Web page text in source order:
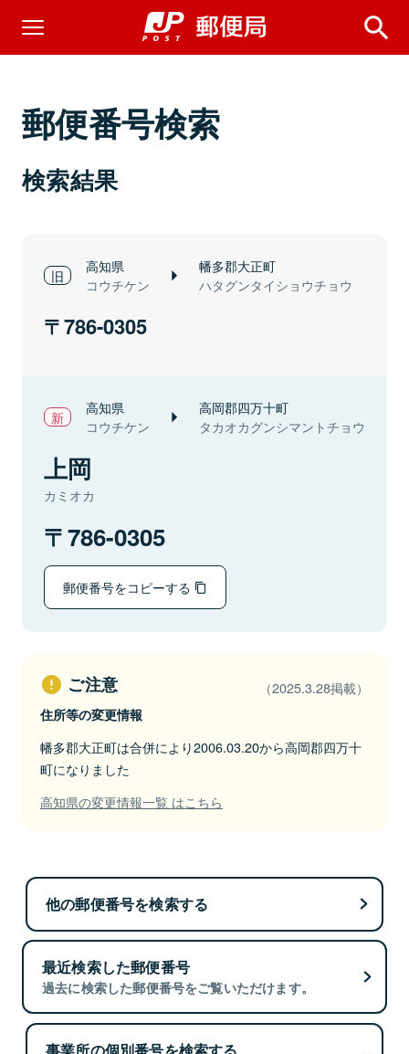
郵便番号検索
検索結果
高知県
コウチケン
幡多郡大正町
ハタグンタイショウチョウ
786-0305
高知県
コウチケン
高岡郡四万十町
タカオカグンシマントチョウ
上岡
カミオカ
786-0305
郵便番号をコピーする
ご注意 （2025.3.28掲載）
住所等の変更情報
幡多郡大正町は合併により2006.03.20から高岡郡四万十
町になりました
高知県の変更情報一覧 はこちら
他の郵便番号を検索する
最近検索した郵便番号
過去に検索した郵便番号をご覧いただけます。
事業所の個別番号を検索する